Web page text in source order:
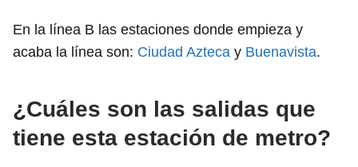
En la línea B las estaciones donde empieza y
acaba la línea son: Ciudad Azteca y Buenavista.
¿Cuáles son las salidas que
tiene esta estación de metro?